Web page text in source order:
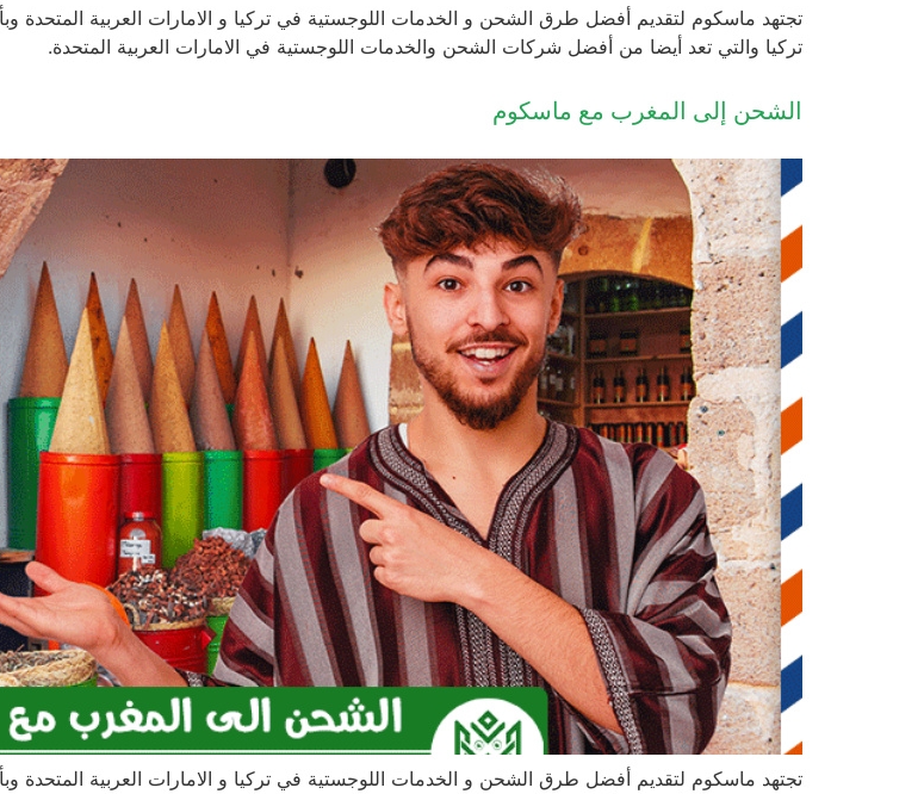
تجتهد ماسكوم لتقديم أفضل طرق الشحن و الخدمات اللوجستية في تركيا و الامارات العربية
تركيا والتي تعد أيضا من أفضل شركات الشحن والخدمات اللوجستية في الامارات العربية المتحدة.
الشحن إلى المغرب مع ماسكوم
تجتهد ماسكوم لتقديم أفضل طرق الشحن و الخدمات اللوجستية في تركيا و الامارات العربية